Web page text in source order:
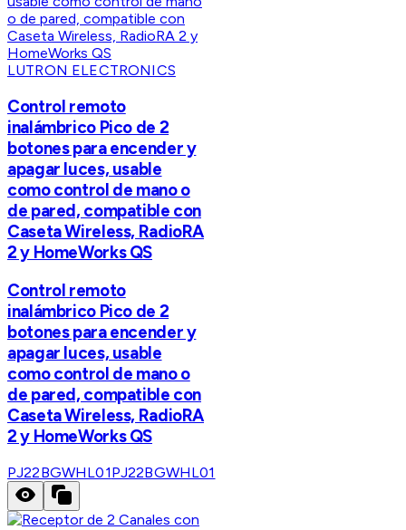
LUTRON ELECTRONICS
Control remoto
inalámbrico Pico de 2
botones para encender y
apagar luces, usable
como control de mano o
de pared, compatible con
Caseta Wireless, RadioRA
2 y HomeWorks QS
Control remoto
inalámbrico Pico de 2
botones para encender y
apagar luces, usable
como control de mano o
de pared, compatible con
Caseta Wireless, RadioRA
2 y HomeWorks QS
PJ22BGWHL01PJ22BGWHL01